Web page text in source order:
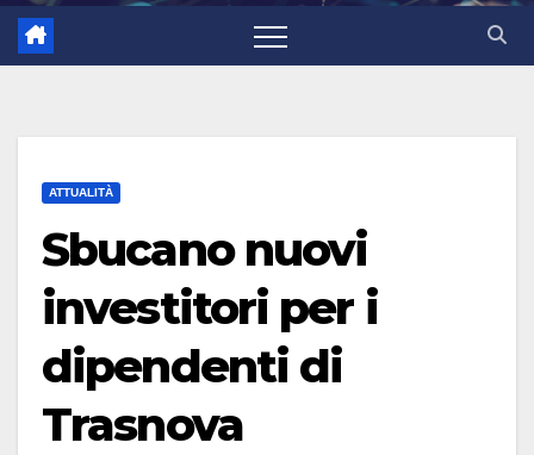
ATTUALITÀ
Sbucano nuovi
investitori per i
dipendenti di
Trasnova